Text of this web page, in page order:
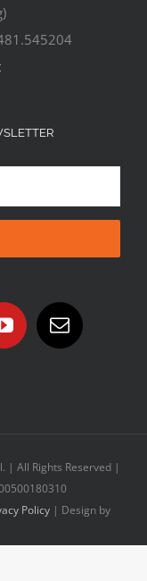
| All Rights Reserved |
Policy | Design by